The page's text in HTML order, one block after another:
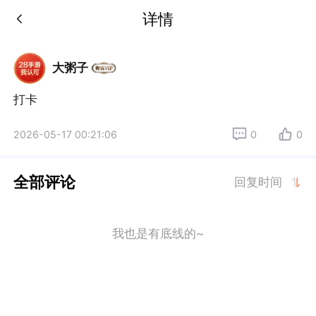
详情
大粥子
打卡
2026-05-17 00:21:06 0 0
全部评论 回复时间
我也是有底线的~